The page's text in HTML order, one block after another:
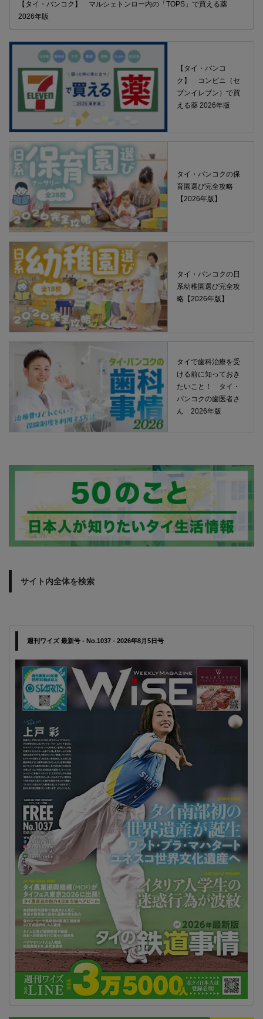
【タイ・バンコク】 マルシェトンロー内の「TOPS」で買える薬
2026年版
【タイ・バンコ
ク】 コンビニ（セ
ブンイレブン）で買
える薬 2026年版
タイ・バンコクの保
育園選び完全攻略
【2026年版】
タイ・バンコクの日
系幼稚園選び完全攻
略【2026年版】
タイで歯科治療を受
ける前に知っておき
たいこと！ タイ・
バンコクの歯医者さ
ん 2026年版
サイト内全体を検索
週刊ワイズ 最新号 - No.1037 - 2026年8月5日号